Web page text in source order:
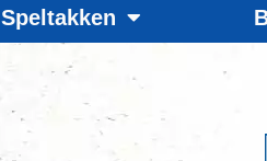
Speltakken